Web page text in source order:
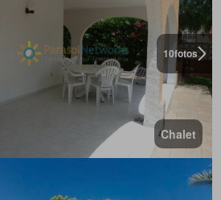
10fotos
Chalet